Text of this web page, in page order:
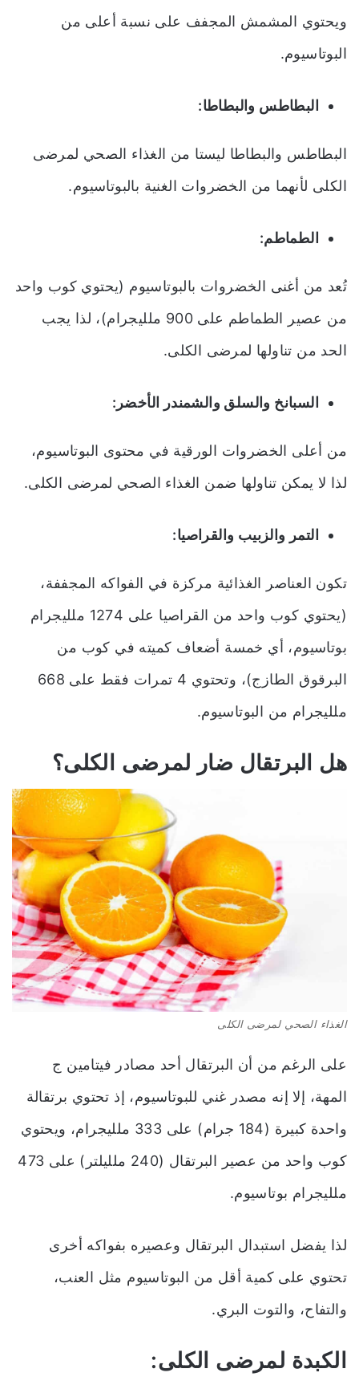
ويحتوي المشمش المجفف على نسبة أعلى من
البوتاسيوم.
البطاطس والبطاطا:
البطاطس والبطاطا ليستا من الغذاء الصحي لمرضى
الكلى لأنهما من الخضروات الغنية بالبوتاسيوم.
الطماطم:
تُعد من أغنى الخضروات بالبوتاسيوم (يحتوي كوب واحد
من عصير الطماطم على 900 ملليجرام)، لذا يجب
الحد من تناولها لمرضى الكلى.
السبانخ والسلق والشمندر الأخضر:
من أعلى الخضروات الورقية في محتوى البوتاسيوم،
لذا لا يمكن تناولها ضمن الغذاء الصحي لمرضى الكلى.
التمر والزبيب والقراصيا:
تكون العناصر الغذائية مركزة في الفواكه المجففة،
(يحتوي كوب واحد من القراصيا على 1274 ملليجرام
بوتاسيوم، أي خمسة أضعاف كميته في كوب من
البرقوق الطازج)، وتحتوي 4 تمرات فقط على 668
ملليجرام من البوتاسيوم.
هل البرتقال ضار لمرضى الكلى؟
الغذاء الصحي لمرضى الكلى
على الرغم من أن البرتقال أحد مصادر فيتامين ج
المهة، إلا إنه مصدر غني للبوتاسيوم، إذ تحتوي برتقالة
واحدة كبيرة (184 جرام) على 333 ملليجرام، ويحتوي
كوب واحد من عصير البرتقال (240 ملليلتر) على 473
ملليجرام بوتاسيوم.
لذا يفضل استبدال البرتقال وعصيره بفواكه أخرى
تحتوي على كمية أقل من البوتاسيوم مثل العنب،
والتفاح، والتوت البري.
الكبدة لمرضى الكلى: